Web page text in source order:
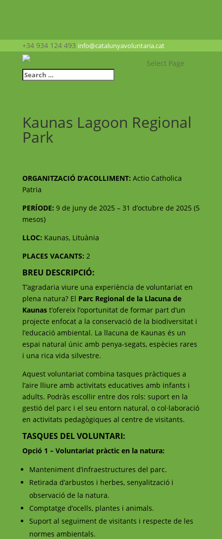
+34 934 124 493 info@catalunyavoluntaria.cat
Select Page
Kaunas Lagoon Regional
Park
ORGANITZACIÓ D’ACOLLIMENT: Actio Catholica
Patria
PERÍODE: 9 de juny de 2025 – 31 d’octubre de 2025 (5
mesos)
LLOC: Kaunas, Lituània
PLACES VACANTS: 2
BREU DESCRIPCIÓ:
T’agradaria viure una experiència de voluntariat en
plena natura? El Parc Regional de la Llacuna de
Kaunast’ofereix l’oportunitat de formar part d’un
projecte enfocat a la conservació de la biodiversitat i
l’educació ambiental. La llacuna de Kaunas és un
espai natural únic amb penya-segats, espècies rares
i una rica vida silvestre.
Aquest voluntariat combina tasques pràctiques a
l’aire lliure amb activitats educatives amb infants i
adults. Podràs escollir entre dos rols: suport en la
gestió del parc i el seu entorn natural, o col·laboració
en activitats pedagògiques al centre de visitants.
TASQUES DEL VOLUNTARI:
Opció 1 – Voluntariat pràctic en la natura:
Manteniment d’infraestructures del parc.
Retirada d’arbustos i herbes, senyalització i
observació de la natura.
Comptatge d’ocells, plantes i animals.
Suport al seguiment de visitants i respecte de les
normes ambientals.